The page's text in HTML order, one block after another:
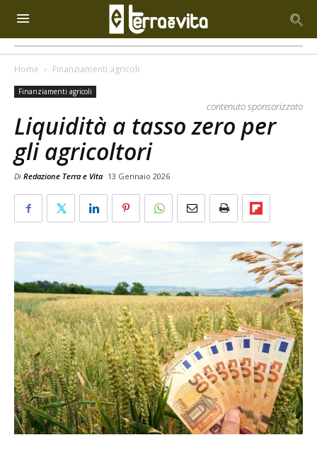
Home Finanziamenti agricoli
Finanziamenti agricoli
contenuto sponsorizzato
Liquidità a tasso zero per
gli agricoltori
Di Redazione Terra e Vita 13 Gennaio 2026